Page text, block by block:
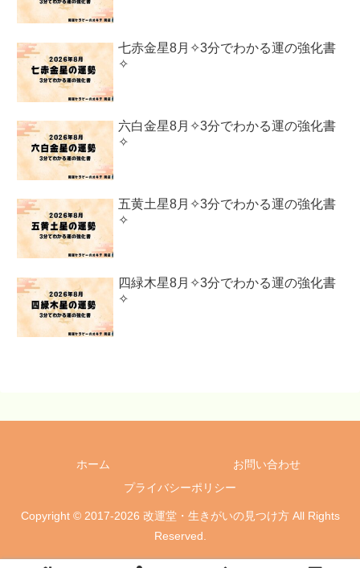
七赤金星8月✧3分でわかる運の強化書
✧
六白金星8月✧3分でわかる運の強化書
✧
五黄土星8月✧3分でわかる運の強化書
✧
四緑木星8月✧3分でわかる運の強化書
✧
ホーム
お問い合わせ
プライバシーポリシー
Copyright © 2017-2026 改運堂・生きがいの見つけ方 All Rights
Reserved.